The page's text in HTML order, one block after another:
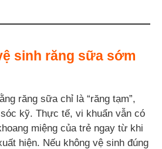
sinh răng sữa sớm
răng sữa chỉ là “răng tạm”,
kỹ. Thực tế, vi khuẩn vẫn có
miệng của trẻ ngay từ khi
hiện. Nếu không vệ sinh đúng